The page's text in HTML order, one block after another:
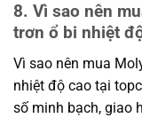
8. Vì sao nên
trơn ổ bi nhiệt
Vì sao nên mua
nhiệt độ cao tại
số minh bạch, giao